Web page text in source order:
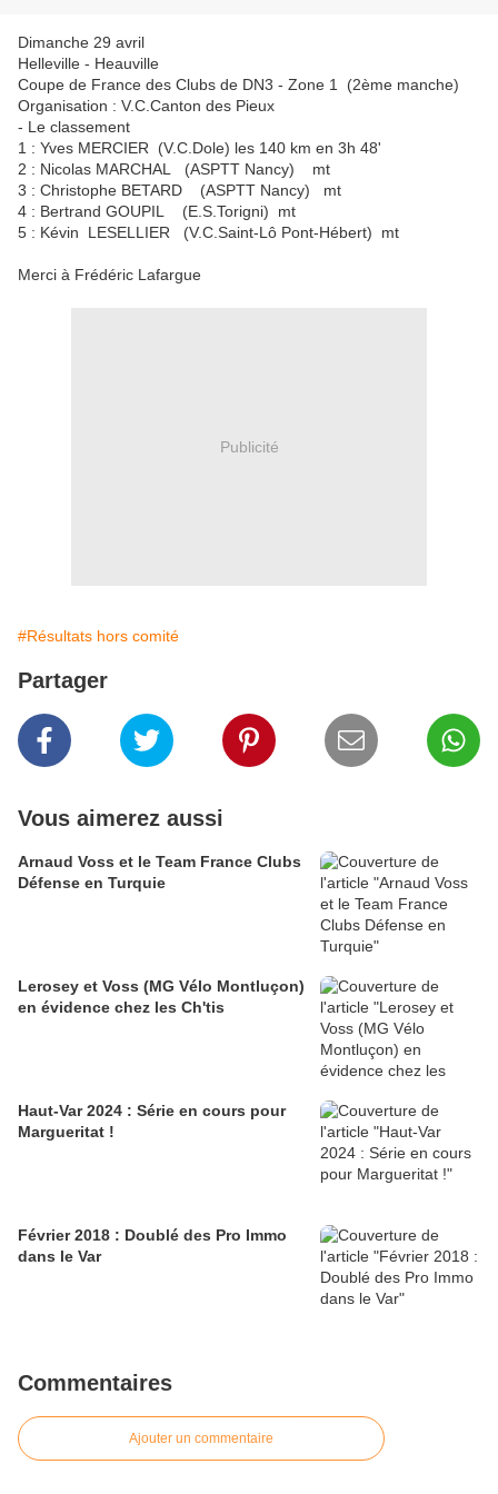
Dimanche 29 avril
Helleville - Heauville
Coupe de France des Clubs de DN3 - Zone 1 (2ème manche)
Organisation : V.C.Canton des Pieux
- Le classement
1 : Yves MERCIER (V.C.Dole) les 140 km en 3h 48'
2 : Nicolas MARCHAL (ASPTT Nancy) mt
3 : Christophe BETARD (ASPTT Nancy) mt
4 : Bertrand GOUPIL (E.S.Torigni) mt
5 : Kévin LESELLIER (V.C.Saint-Lô Pont-Hébert) mt
Merci à Frédéric Lafargue
Publicité
#Résultats hors comité
Partager
Vous aimerez aussi
Arnaud Voss et le Team France Clubs
Défense en Turquie
Lerosey et Voss (MG Vélo Montluçon)
en évidence chez les Ch'tis
Haut-Var 2024 : Série en cours pour
Margueritat !
Février 2018 : Doublé des Pro Immo
dans le Var
Commentaires
Ajouter un commentaire